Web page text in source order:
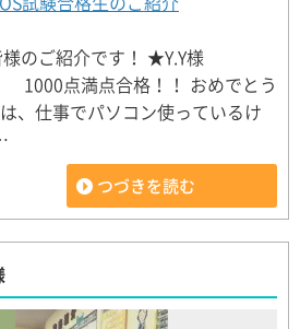
のご紹介です！ ★Y.Y様
点満点合格！！ おめでとう
、仕事でパソコン使っているけ
つづきを読む